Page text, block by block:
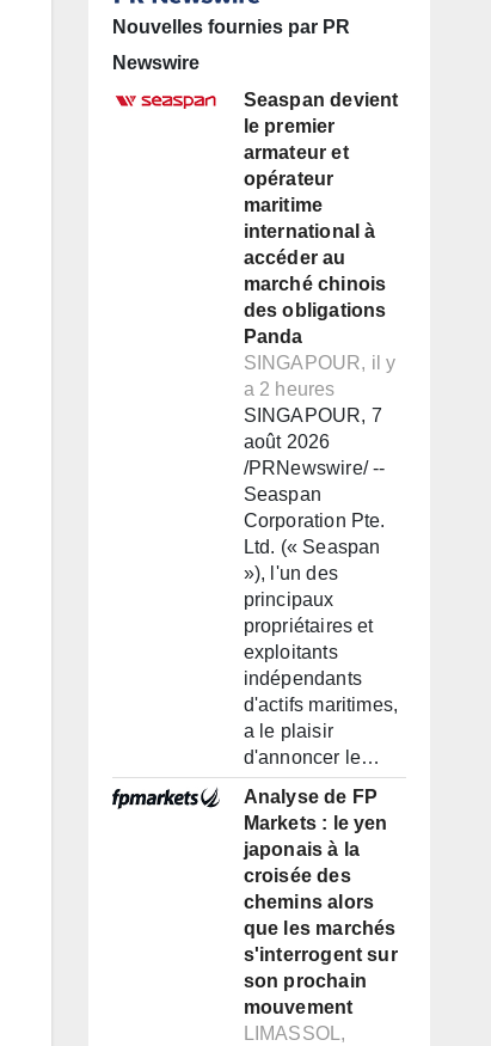
Nouvelles fournies par PR
Newswire
Seaspan devient
le premier
armateur et
opérateur
maritime
international à
accéder au
marché chinois
des obligations
Panda
SINGAPOUR, il y
a 2 heures
SINGAPOUR, 7
août 2026
/PRNewswire/ --
Seaspan
Corporation Pte.
Ltd. (« Seaspan
»), l'un des
principaux
propriétaires et
exploitants
indépendants
d'actifs maritimes,
a le plaisir
d'annoncer le…
Analyse de FP
Markets : le yen
japonais à la
croisée des
chemins alors
que les marchés
s'interrogent sur
son prochain
mouvement
LIMASSOL,